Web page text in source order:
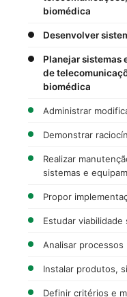
biomédica
Desenvolver
Planejar sistemas
de
biomédica
Administrar
Demonstrar
Realizar
sistemas e
Propor
Estudar viabilidade
Analisar processos
Instalar produtos,
Definir critérios e